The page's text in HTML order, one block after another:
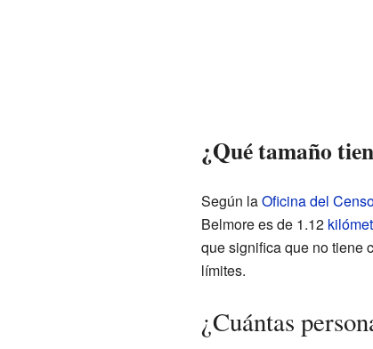
¿Qué tamaño
Según laOficina del
Belmore es de 1.12
que significa que no tiene
límites.
¿Cuántas